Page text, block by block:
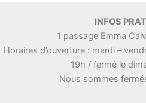
INFOS
1 passage Emma
Horaires d’ouverture : mardi –
19h / fermé le
Nous sommes